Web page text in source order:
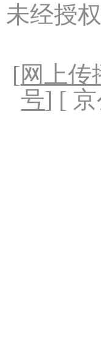
未经授
[网上传
号] [ 京